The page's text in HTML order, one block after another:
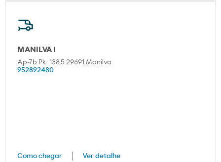
MANILVA I
Ap-7b Pk: 138,5 29691 Manilva
952892480
Como chegar Ver detalhe